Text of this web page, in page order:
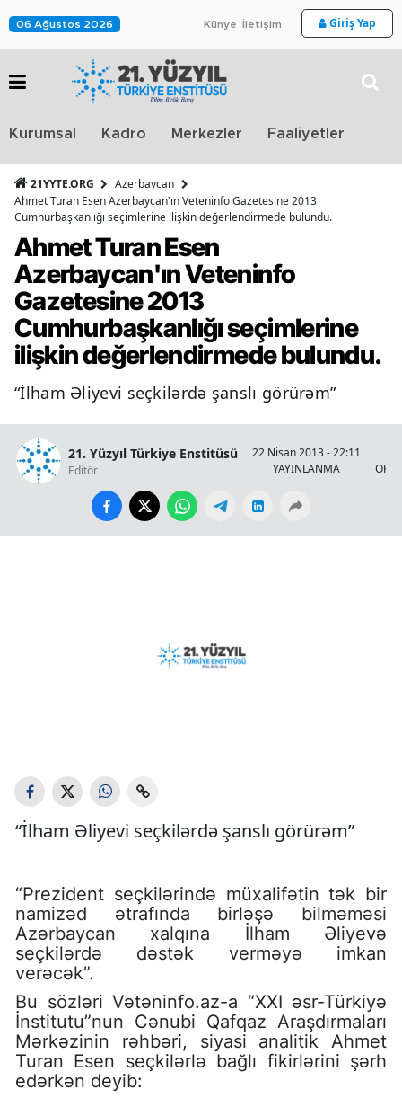
06 Ağustos 2026 Künye İletişim Giriş Yap
Kurumsal Kadro Merkezler Faaliyetler
21YYTE.ORG
Azerbaycan
Ahmet Turan Esen Azerbaycan'ın Veteninfo Gazetesine 2013
Cumhurbaşkanlığı seçimlerine ilişkin değerlendirmede bulundu.
Ahmet Turan Esen
Azerbaycan'ın Veteninfo
Gazetesine 2013
Cumhurbaşkanlığı seçimlerine
ilişkin değerlendirmede bulundu.
“İlham Əliyevi seçkilərdə şanslı görürəm”
21. Yüzyıl Türkiye Enstitüsü
Editör
22 Nisan 2013 - 22:11
YAYINLANMA
“İlham Əliyevi seçkilərdə şanslı görürəm”
“Prezident seçkilərində müxalifətin tək bir
namizəd ətrafında birləşə bilməməsi
Azərbaycan xalqına İlham Əliyevə
seçkilərdə dəstək verməyə imkan
verəcək”.
Bu sözləri Vətəninfo.az-a “XXI əsr-Türkiyə
İnstitutu”nun Cənubi Qafqaz Araşdırmaları
Mərkəzinin rəhbəri, siyasi analitik Ahmet
Turan Esen seçkilərlə bağlı fikirlərini şərh
edərkən deyib: